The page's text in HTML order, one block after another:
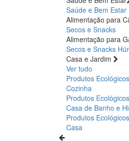
Saúde e Bem Estar
Alimentação para
Secos e Snacks
Alimentação para
Secos e Snacks
Casa e Jardim
Ver tudo
Produtos
Cozinha
Produtos
Casa de Banho e
Produtos
Casa